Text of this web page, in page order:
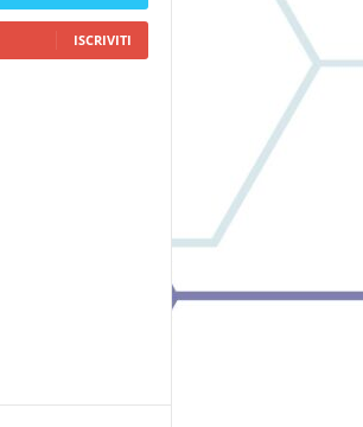
ISCRIVITI